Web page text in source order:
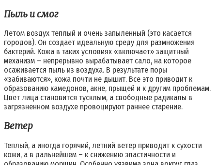
Пыль и смог
Летом воздух теплый и очень запыленный (это касается
городов). Он создает идеальную среду для размножения
бактерий. Кожа в таких условиях «включает» защитный
механизм – непрерывно вырабатывает сало, на которое
осаживается пыль из воздуха. В результате поры
«забиваются», кожа почти не дышит. Все это приводит к
образованию камедонов, акне, прыщей и к другим проблемам.
Цвет лица становится тусклым, а свободные радикалы в
загрязненном воздухе провоцируют раннее старение.
Ветер
Теплый, а иногда горячий, летний ветер приводит к сухости
кожи, а в дальнейшем – к снижению эластичности и